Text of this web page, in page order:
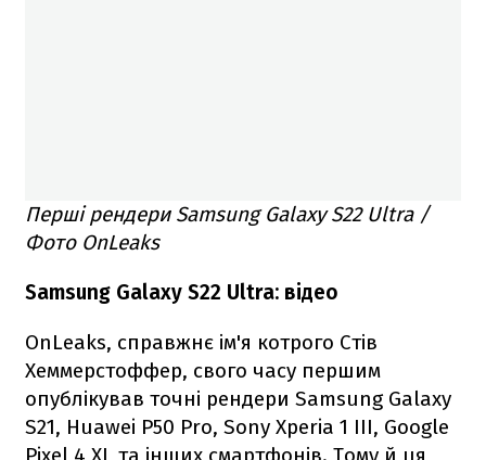
Перші рендери Samsung Galaxy S22 Ultra /
Фото OnLeaks
Samsung Galaxy S22 Ultra: відео
OnLeaks, справжнє ім'я котрого Стів
Хеммерстоффер, свого часу першим
опублікував точні рендери Samsung Galaxy
S21, Huawei P50 Pro, Sony Xperia 1 III, Google